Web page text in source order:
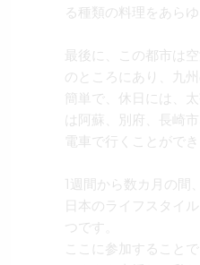
る種類の料理をあら
最後に、この都市は
のところにあり、九
簡単で、休日には、
は阿蘇、別府、長崎
電車で行くことができ
1週間から数カ月の間
日本のライフスタイ
つです。
ここに参加すること